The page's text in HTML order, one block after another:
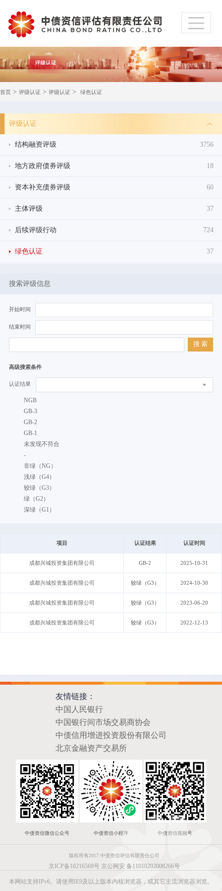
首页 > 评级认证 > 评级认证 > 绿色认证
评级认证
结构融资评级 3756
地方政府债券评级 18
资本补充债券评级 60
主体评级 37
后续评级行动 724
绿色认证 37
搜索评级信息
开始时间
结束时间
搜 索
高级搜索条件
认证结果
NGB
GB-3
GB-2
GB-1
未发现不符合
-
非绿（NG）
浅绿（G4）
较绿（G3）
绿（G2）
深绿（G1）
项目 认证结果 认证时间
成都兴城投资集团有限公司 GB-2 2025-10-31
成都兴城投资集团有限公司 较绿（G3） 2024-10-30
成都兴城投资集团有限公司 较绿（G3） 2023-06-20
成都兴城投资集团有限公司 较绿（G3） 2022-12-13
友情链接：
中国人民银行
中国银行间市场交易商协会
中债信用增进投资股份有限公司
北京金融资产交易所
中债资信微信公众号 中债资信小程序 中债资信视频号
版权所有2017 中债资信评估有限责任公司
京ICP备10216569号 京公网安 备11010202008266号
本网站支持IPv6。请使用IE9及以上版本内核浏览器，或其它主流浏览器浏览。